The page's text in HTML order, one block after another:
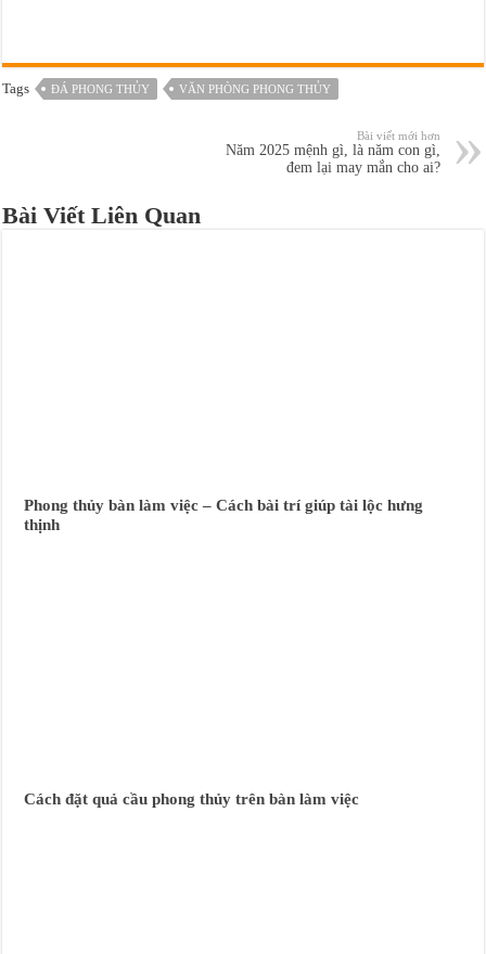
Tags ĐÁ PHONG THỦY VĂN PHÒNG PHONG THỦY
Bài viết mới hơn
Năm 2025 mệnh gì, là năm con gì,
đem lại may mắn cho ai?
Bài Viết Liên Quan
Phong thủy bàn làm việc – Cách bài trí giúp tài lộc hưng
thịnh
Cách đặt quả cầu phong thủy trên bàn làm việc